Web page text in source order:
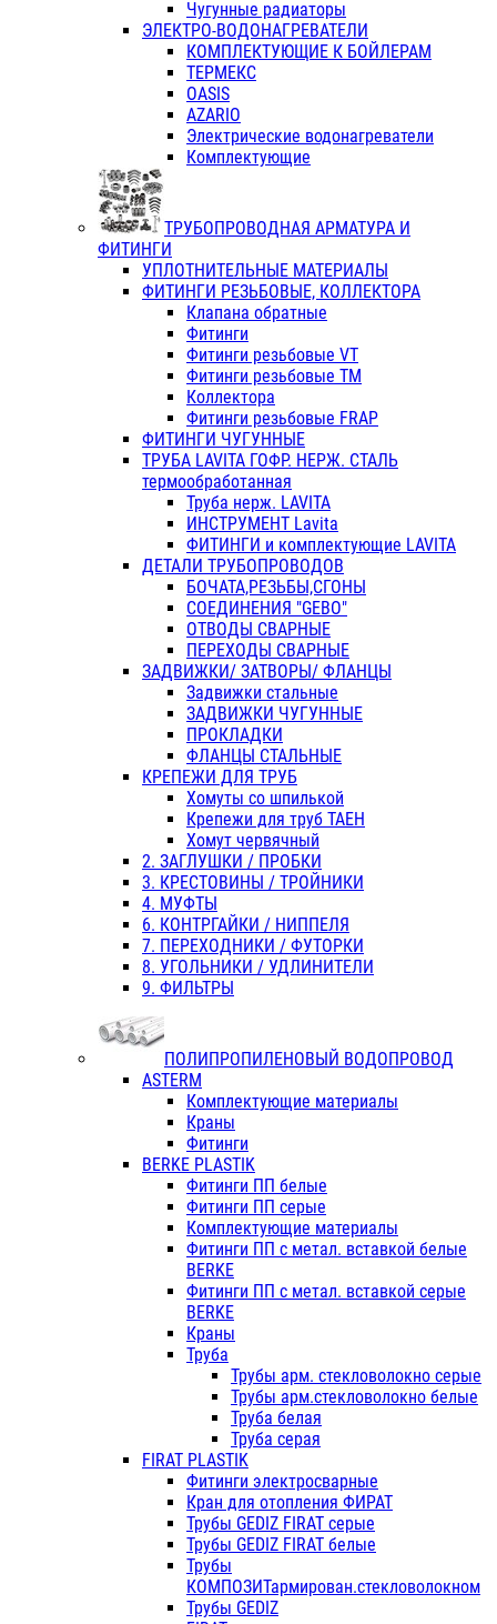
Чугунные радиаторы
ЭЛЕКТРО-ВОДОНАГРЕВАТЕЛИ
КОМПЛЕКТУЮЩИЕ К БОЙЛЕРАМ
ТЕРМЕКС
OASIS
AZARIO
Электрические водонагреватели
Комплектующие
ТРУБОПРОВОДНАЯ АРМАТУРА И
ФИТИНГИ
УПЛОТНИТЕЛЬНЫЕ МАТЕРИАЛЫ
ФИТИНГИ РЕЗЬБОВЫЕ, КОЛЛЕКТОРА
Клапана обратные
Фитинги
Фитинги резьбовые VT
Фитинги резьбовые ТМ
Коллектора
Фитинги резьбовые FRAP
ФИТИНГИ ЧУГУННЫЕ
ТРУБА LAVITA ГОФР. НЕРЖ. СТАЛЬ
термообработанная
Труба нерж. LAVITA
ИНСТРУМЕНТ Lavita
ФИТИНГИ и комплектующие LAVITA
ДЕТАЛИ ТРУБОПРОВОДОВ
БОЧАТА,РЕЗЬБЫ,СГОНЫ
СОЕДИНЕНИЯ "GEBO"
ОТВОДЫ СВАРНЫЕ
ПЕРЕХОДЫ СВАРНЫЕ
ЗАДВИЖКИ/ ЗАТВОРЫ/ ФЛАНЦЫ
Задвижки стальные
ЗАДВИЖКИ ЧУГУННЫЕ
ПРОКЛАДКИ
ФЛАНЦЫ СТАЛЬНЫЕ
КРЕПЕЖИ ДЛЯ ТРУБ
Хомуты со шпилькой
Крепежи для труб ТАЕН
Хомут червячный
2. ЗАГЛУШКИ / ПРОБКИ
3. КРЕСТОВИНЫ / ТРОЙНИКИ
4. МУФТЫ
6. КОНТРГАЙКИ / НИППЕЛЯ
7. ПЕРЕХОДНИКИ / ФУТОРКИ
8. УГОЛЬНИКИ / УДЛИНИТЕЛИ
9. ФИЛЬТРЫ
ПОЛИПРОПИЛЕНОВЫЙ ВОДОПРОВОД
ASTERM
Комплектующие материалы
Краны
Фитинги
BERKE PLASTIK
Фитинги ПП белые
Фитинги ПП серые
Комплектующие материалы
Фитинги ПП с метал. вставкой белые
BERKE
Фитинги ПП с метал. вставкой серые
BERKE
Краны
Труба
Трубы арм. стекловолокно серые
Трубы арм.стекловолокно белые
Труба белая
Труба серая
FIRAT PLASTIK
Фитинги электросварные
Кран для отопления ФИРАТ
Трубы GEDIZ FIRAT серые
Трубы GEDIZ FIRAT белые
Трубы
КОМПОЗИТармирован.стекловолокном
Трубы GEDIZ